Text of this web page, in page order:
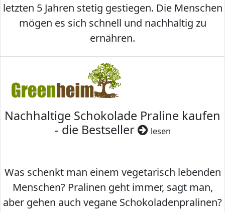
letzten 5 Jahren stetig gestiegen. Die Menschen
mögen es sich schnell und nachhaltig zu
ernähren.
Nachhaltige Schokolade Praline kaufen
- die Bestseller
lesen
Was schenkt man einem vegetarisch lebenden
Menschen? Pralinen geht immer, sagt man,
aber gehen auch vegane Schokoladenpralinen?